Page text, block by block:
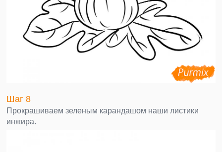
Шаг 8
Прокрашиваем зеленым карандашом наши листики
инжира.